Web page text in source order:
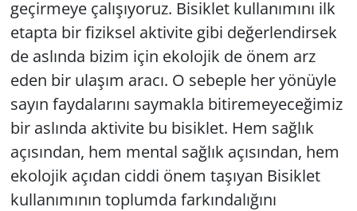
geçirmeye çalışıyoruz. Bisiklet kullanımını ilk
etapta bir fiziksel aktivite gibi değerlendirsek
de aslında bizim için ekolojik de önem arz
eden bir ulaşım aracı. O sebeple her yönüyle
sayın faydalarını saymakla bitiremeyeceğimiz
bir aslında aktivite bu bisiklet. Hem sağlık
açısından, hem mental sağlık açısından, hem
ekolojik açıdan ciddi önem taşıyan Bisiklet
kullanımının toplumda farkındalığını